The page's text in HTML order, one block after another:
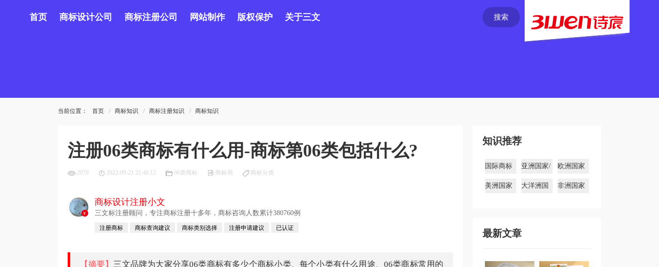
首页 商标设计公司 商标注册公司 网站制作 版权保护 关于三文 搜索
当前位置： 首页 商标知识 商标注册知识 商标知识
注册06类商标有什么用-商标第06类包括什么?
2976 2022-09-21 21:46:12 06类商标 商标局 商标分类
v
商标设计注册小文
三文标注册顾问，专注商标注册十多年，商标咨询人数累计380760例
注册商标 商标查询建议 商标类别选择 注册申请建议 已认证
【摘要】三文品牌为大家分享06类商标有多少个商标小类、每个小类有什么用途、06类商标常用的
知识推荐
国际商标
注册
亚洲国家/
地区商标
欧洲国家
商标
美洲国家
大洋洲国
非洲国家
最新文章